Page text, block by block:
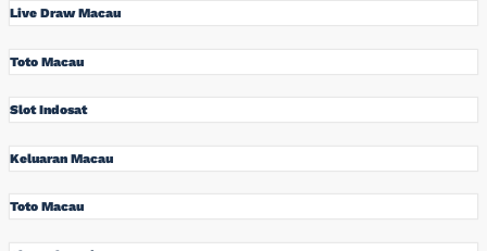
Live Draw Macau
Toto Macau
Slot Indosat
Keluaran Macau
Toto Macau